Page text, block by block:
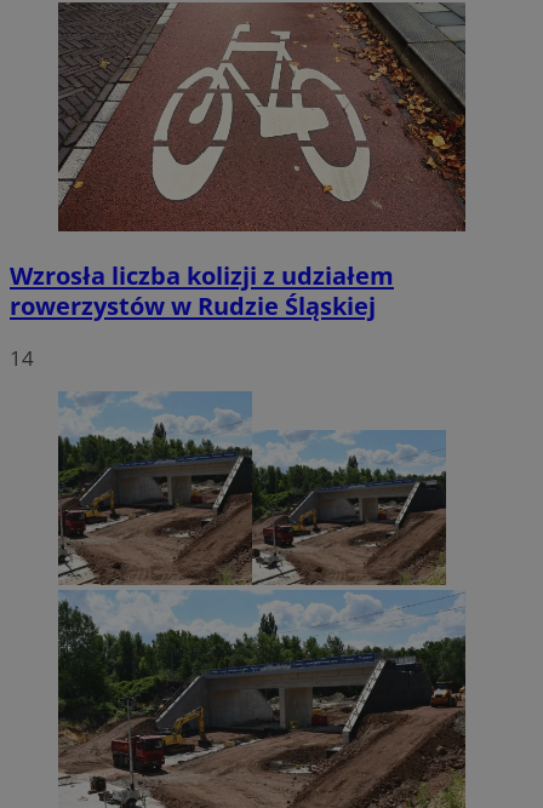
Wzrosła liczba kolizji z udziałem
rowerzystów w Rudzie Śląskiej
14